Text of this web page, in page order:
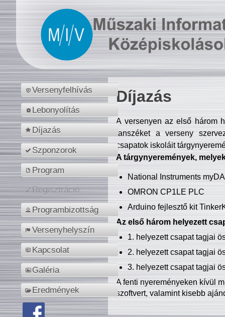
Versenyfelhívás
Lebonyolítás
Díjazás
Szponzorok
Program
Regisztráció
Programbizottság
Versenyhelyszín
Kapcsolat
Galéria
Eredmények
Díjazás
A versenyen az első három
tanszéket a verseny
csapatok iskoláit
A tárgynyeremények,
National Instruments
OMRON CP1LE PLC
Arduino fejlesztő kit
Az első három helyezett
1. helyezett csapat tagjai
2. helyezett csapat tagjai
3. helyezett csapat tagjai
A fenti nyereményeken kívül
szoftvert, valamint kisebb